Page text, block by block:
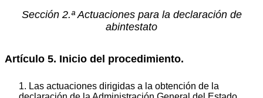
Sección 2.ª Actuaciones para la declaración de
abintestato
Artículo 5. Inicio del procedimiento.
1. Las actuaciones dirigidas a la obtención de la